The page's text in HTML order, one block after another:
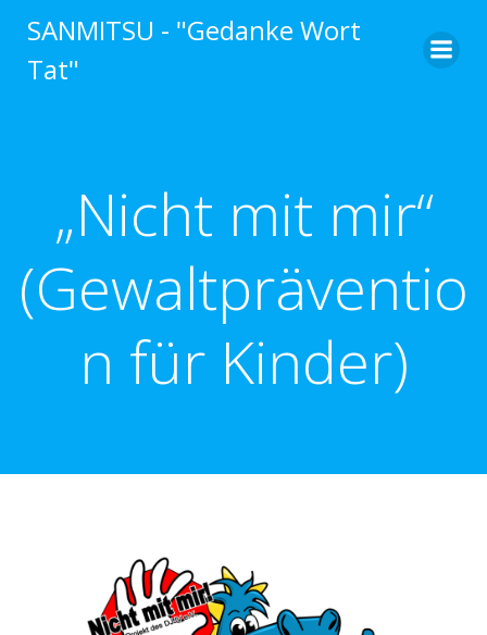
zum
SANMITSU - "Gedanke Wort
Tat"
„Nicht mit mir“
(Gewaltpräventio
n für Kinder)